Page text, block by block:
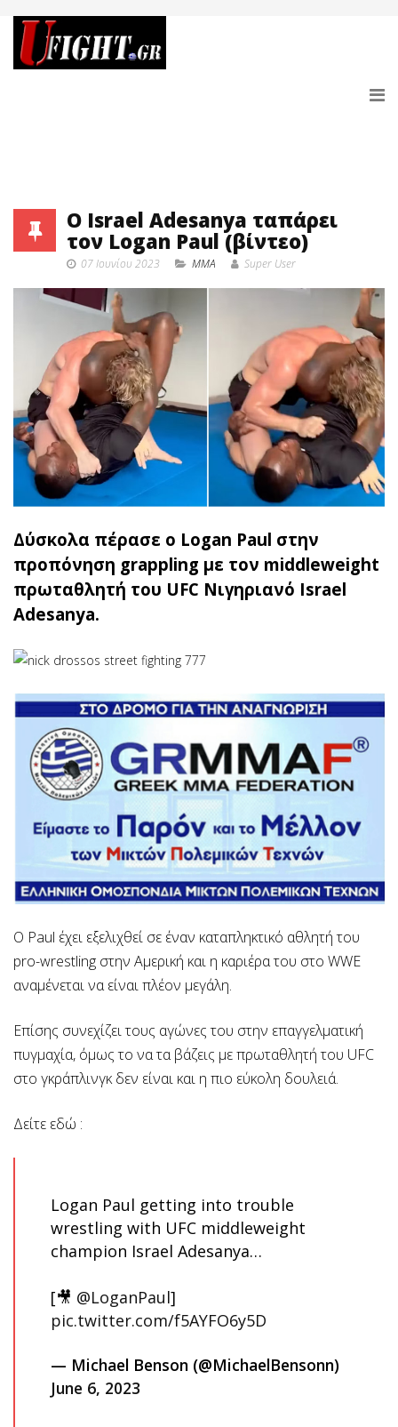
O Israel Adesanya ταπάρει
τον Logan Paul (βίντεο)
07 Ιουνίου 2023 MMA Super User
Δύσκολα πέρασε ο Logan Paul στην
προπόνηση grappling με τον middleweight
πρωταθλητή του UFC Νιγηριανό Israel
Adesanya.
O Paul έχει εξελιχθεί σε έναν καταπληκτικό αθλητή του
pro-wrestling στην Αμερική και η καριέρα του στο WWE
αναμένεται να είναι πλέον μεγάλη.
Επίσης συνεχίζει τους αγώνες του στην επαγγελματική
πυγμαχία, όμως το να τα βάζεις με πρωταθλητή του UFC
στο γκράπλινγκ δεν είναι και η πιο εύκολη δουλειά.
Δείτε εδώ :
Logan Paul getting into trouble
wrestling with UFC middleweight
champion Israel Adesanya…
[🎥 @LoganPaul]
pic.twitter.com/f5AYFO6y5D
— Michael Benson (@MichaelBensonn)
June 6, 2023